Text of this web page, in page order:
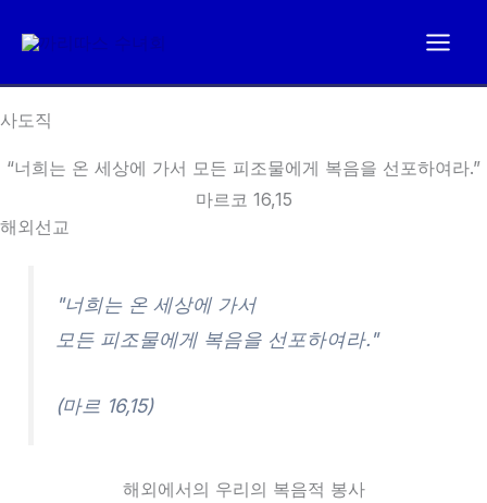
로
너
기
사도직
“너희는 온 세상에 가서 모든 피조물에게 복음을 선포하여라.”
마르코 16,15
해외선교
"너희는 온 세상에 가서
모든 피조물에게 복음을 선포하여라."
(마르 16,15)
해외에서의 우리의 복음적 봉사